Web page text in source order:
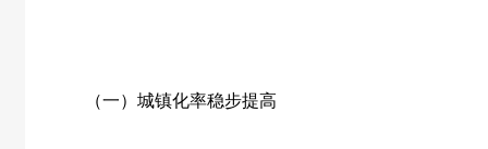
（一）城镇化率稳步提高